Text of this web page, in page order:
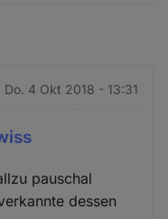
Do. 4 Okt 2018 - 13:31
pauschal
dessen